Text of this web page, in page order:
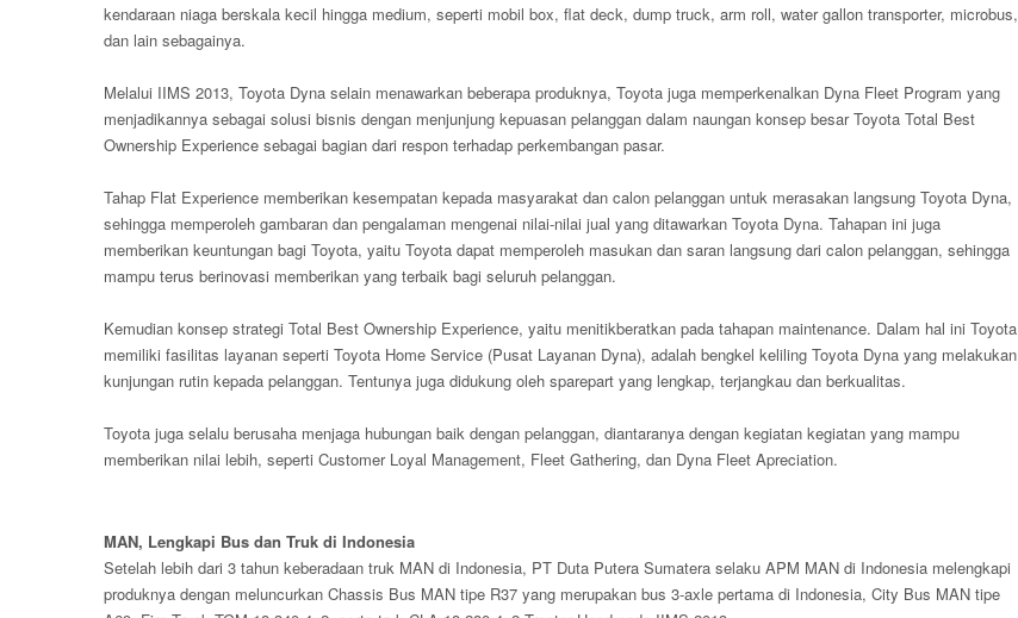
kendaraan niaga berskala kecil hingga medium, seperti mobil box, flat deck, dump truck, arm roll, water gallon transporter, microbus,
dan lain sebagainya.
Melalui IIMS 2013, Toyota Dyna selain menawarkan beberapa produknya, Toyota juga memperkenalkan Dyna Fleet Program yang
menjadikannya sebagai solusi bisnis dengan menjunjung kepuasan pelanggan dalam naungan konsep besar Toyota Total Best
Ownership Experience sebagai bagian dari respon terhadap perkembangan pasar.
Tahap Flat Experience memberikan kesempatan kepada masyarakat dan calon pelanggan untuk merasakan langsung Toyota Dyna,
sehingga memperoleh gambaran dan pengalaman mengenai nilai-nilai jual yang ditawarkan Toyota Dyna. Tahapan ini juga
memberikan keuntungan bagi Toyota, yaitu Toyota dapat memperoleh masukan dan saran langsung dari calon pelanggan, sehingga
mampu terus berinovasi memberikan yang terbaik bagi seluruh pelanggan.
Kemudian konsep strategi Total Best Ownership Experience, yaitu menitikberatkan pada tahapan maintenance. Dalam hal ini Toyota
memiliki fasilitas layanan seperti Toyota Home Service (Pusat Layanan Dyna), adalah bengkel keliling Toyota Dyna yang melakukan
kunjungan rutin kepada pelanggan. Tentunya juga didukung oleh sparepart yang lengkap, terjangkau dan berkualitas.
Toyota juga selalu berusaha menjaga hubungan baik dengan pelanggan, diantaranya dengan kegiatan kegiatan yang mampu
memberikan nilai lebih, seperti Customer Loyal Management, Fleet Gathering, dan Dyna Fleet Apreciation.
MAN, Lengkapi Bus dan Truk di Indonesia
Setelah lebih dari 3 tahun keberadaan truk MAN di Indonesia, PT Duta Putera Sumatera selaku APM MAN di Indonesia melengkapi
produknya dengan meluncurkan Chassis Bus MAN tipe R37 yang merupakan bus 3-axle pertama di Indonesia, City Bus MAN tipe